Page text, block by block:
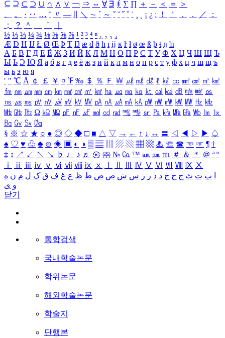
⊆ ⊇ ⊂ ⊃ ∪ ∩ ∧ ∨ ￢ ⇒ ⇔ ∀ ∃ ∮ ∑ ∏ ＋ － ＜ ＝
＞
、
。 · ‥ … ¨ 〃 ― ＼ ∼ ´ ～ ˇ ˘ ˝ ˚ ˙ ¸ ¡ ¿ ː ！ ＇ ， ． ／
：
；
？ ＾ ｀
½ ⅓ ⅔ ¼ ¾ ⅛ ⅜ ⅝ ⅞ ¹ ² ³ ⁴ ⁿ ₁ ₂ ₃ ₄
Æ Ð Ħ Ĳ Ł Ø Œ Þ Ŧ Ŋ æ đ ð ħ ı ĳ ĸ ŀ ł ø œ ß þ ŧ ŋ ŉ
А Б В Г Д Е Ё Ж З И Й К Л М Н О П Р С Т У Ф Х Ц Ч Ш Щ Ъ
Ы Ь Э Ю Я а б в г д е ё ж з и й к л м н о п р с т у ф х ц ч ш щ ъ
ы ь э ю я
′ ″ ℃ Å ￠ ￡ ￥ ¤ ℉ ‰ ＄ ％ Ｆ ￦ ㎕ ㎖ ㎗ ℓ ㎘ ㏄ ㎣ ㎤ ㎥ ㎦
㎙ ㎚ ㎛ ㎜ ㎝ ㎞ ㎟ ㎠ ㎡ ㎢ ㏊ ㎍ ㎎ ㎏ ㏏ ㎈ ㎉ ㏈ ㎧ ㎨ ㎰
㎱ ㎲ ㎳ ㎴ ㎵ ㎶ ㎷ ㎸ ㎹ ㎀ ㎁ ㎂ ㎃ ㎄ ㎺ ㎻ ㎽ ㎾ ㎿ ㎐ ㎑
㎒ ㎓ ㎔ Ω ㏀ ㏁ ㎊ ㎋ ㎌ ㏖ ㏅ ㎭ ㎮ ㎯ ㏛ ㎩ ㎪ ㎫ ㎬ ㏝ ㏐
㏓
㏃ ㏉ ㏜ ㏆
§ ※ ☆ ★ ○ ● ◎ ◇ ◆ □ ■ △ ▽ → ← ↑ ↓ ↔ 〓 ◁ ◀ ▷ ▶ ♤
♠ ♡ ♥ ♧ ♣ ⊙ ◈ ▣ ◐ ◑ ▒ ▤ ▨ ▧ ▦ ▩ ♨ ☏ ☎ ☜ ☞ ¶ †
‡ ↕ ↗ ↙ ↖ ↘ ♭ ♩ ♪ ♬ ㉿ ㈜ № ㏇ ™ ㏂ ㏘ ℡ ＃ ＆ ＊ ＠ ª º
ⅰ
ⅱ ⅲ ⅳ ⅴ ⅵ ⅶ ⅷ ⅸ ⅹ Ⅳ Ⅴ Ⅵ Ⅶ Ⅷ Ⅸ Ⅹ
ب ت ث ج ح خ د ذ ر ز س ش ص ض ط ظ ع غ ف ق ک ل م ن ه
و ی
닫기
통합검색
국내학술논문
학위논문
해외학술논문
학술지
단행본